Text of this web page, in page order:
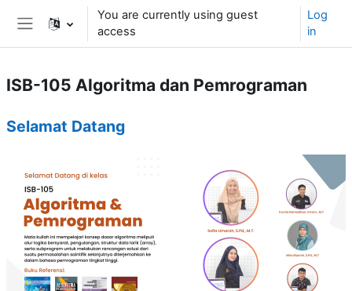
Skip to main content
Side panel
You are currently using guest
access
Log
in
ISB-105 Algoritma dan Pemrograman
Selamat Datang